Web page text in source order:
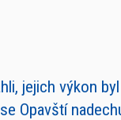
jejich výkon
Opavští